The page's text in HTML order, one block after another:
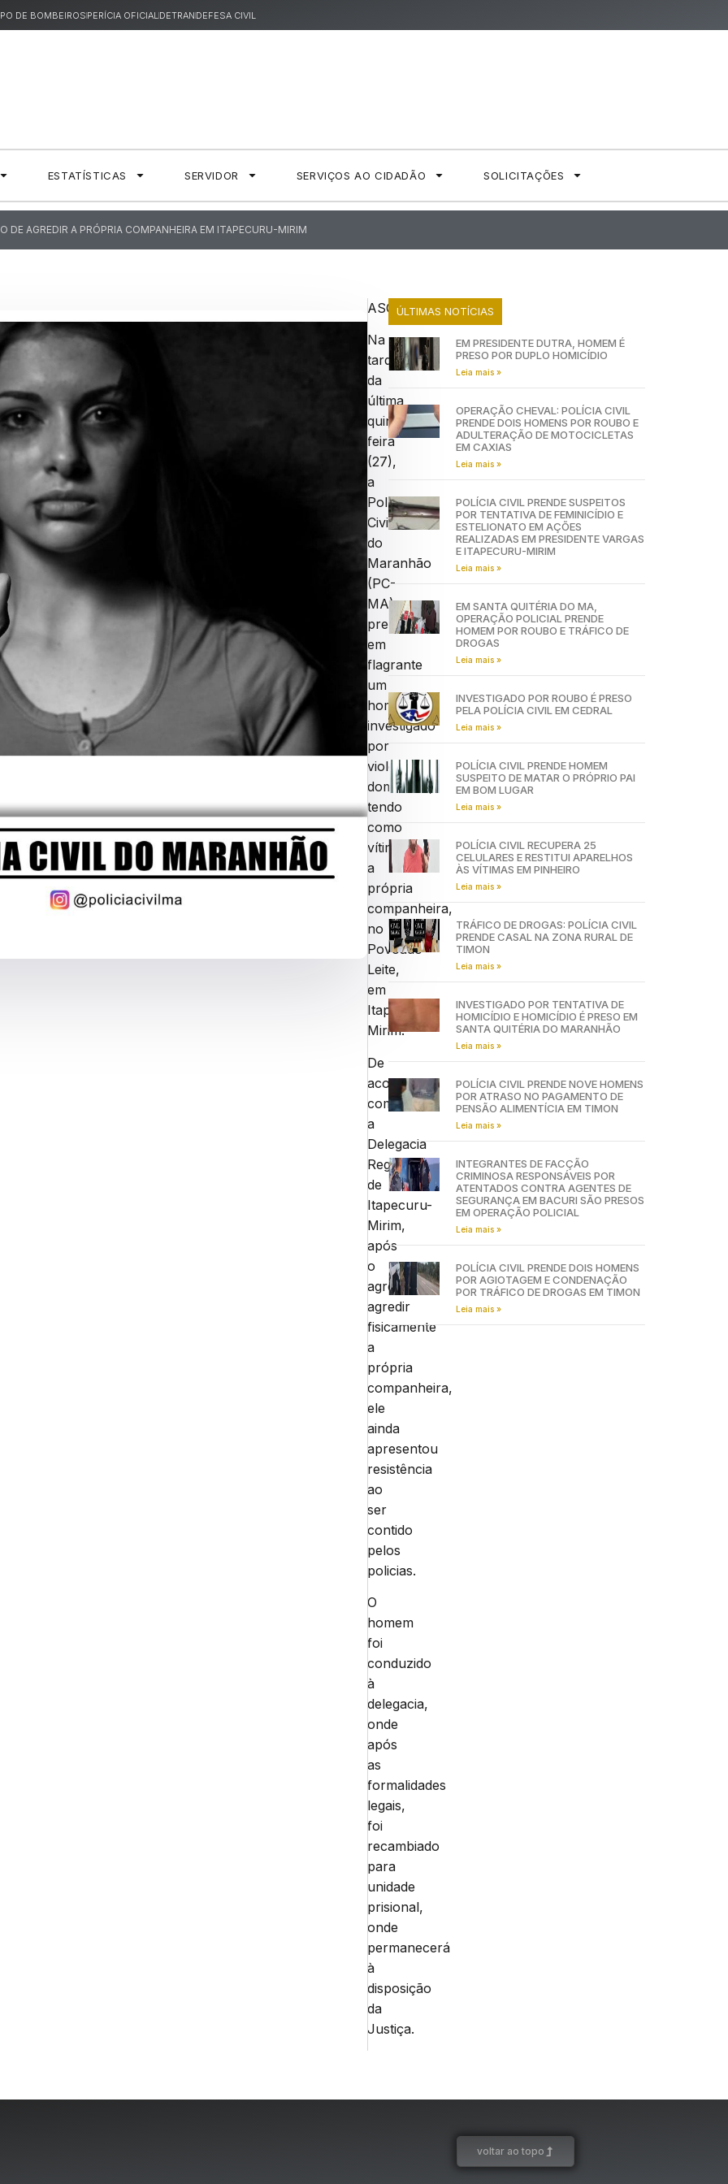
DE BOMBEIROSPERÍCIA OFICIALDETRANDEFESA CIVIL
ESTATÍSTICAS SERVIDOR SERVIÇOS AO CIDADÃO SOLICITAÇÕES
DE AGREDIR A PRÓPRIA COMPANHEIRA EM ITAPECURU-MIRIM
ASCOM/PCMA
Na
tarde
da
última
quinta-
feira
(27),
a
Polícia
Civil
do
Maranhão
(PC-
MA)
prendeu
em
flagrante
um
homem,
investigado
por
violência
doméstica,
tendo
como
vítima
a
própria
companheira,
no
Povoado
Leite,
em
Itapecuru-
Mirim.
De
acordo
com
a
Delegacia
Regional
de
Itapecuru-
Mirim,
após
o
agressor
agredir
fisicamente
a
própria
companheira,
ele
ainda
apresentou
resistência
ao
ser
contido
pelos
policias.
O
homem
foi
conduzido
à
delegacia,
onde
após
as
formalidades
legais,
foi
recambiado
para
unidade
prisional,
onde
permanecerá
à
disposição
da
Justiça.
ÚLTIMAS NOTÍCIAS
EM PRESIDENTE DUTRA, HOMEM É
PRESO POR DUPLO HOMICÍDIO
Leia mais »
OPERAÇÃO CHEVAL: POLÍCIA CIVIL
PRENDE DOIS HOMENS POR ROUBO E
ADULTERAÇÃO DE MOTOCICLETAS
EM CAXIAS
Leia mais »
POLÍCIA CIVIL PRENDE SUSPEITOS
POR TENTATIVA DE FEMINICÍDIO E
ESTELIONATO EM AÇÕES
REALIZADAS EM PRESIDENTE VARGAS
E ITAPECURU-MIRIM
Leia mais »
EM SANTA QUITÉRIA DO MA,
OPERAÇÃO POLICIAL PRENDE
HOMEM POR ROUBO E TRÁFICO DE
DROGAS
Leia mais »
INVESTIGADO POR ROUBO É PRESO
PELA POLÍCIA CIVIL EM CEDRAL
Leia mais »
POLÍCIA CIVIL PRENDE HOMEM
SUSPEITO DE MATAR O PRÓPRIO PAI
EM BOM LUGAR
Leia mais »
POLÍCIA CIVIL RECUPERA 25
CELULARES E RESTITUI APARELHOS
ÀS VÍTIMAS EM PINHEIRO
Leia mais »
TRÁFICO DE DROGAS: POLÍCIA CIVIL
PRENDE CASAL NA ZONA RURAL DE
TIMON
Leia mais »
INVESTIGADO POR TENTATIVA DE
HOMICÍDIO E HOMICÍDIO É PRESO EM
SANTA QUITÉRIA DO MARANHÃO
Leia mais »
POLÍCIA CIVIL PRENDE NOVE HOMENS
POR ATRASO NO PAGAMENTO DE
PENSÃO ALIMENTÍCIA EM TIMON
Leia mais »
INTEGRANTES DE FACÇÃO
CRIMINOSA RESPONSÁVEIS POR
ATENTADOS CONTRA AGENTES DE
SEGURANÇA EM BACURI SÃO PRESOS
EM OPERAÇÃO POLICIAL
Leia mais »
POLÍCIA CIVIL PRENDE DOIS HOMENS
POR AGIOTAGEM E CONDENAÇÃO
POR TRÁFICO DE DROGAS EM TIMON
Leia mais »
voltar ao topo